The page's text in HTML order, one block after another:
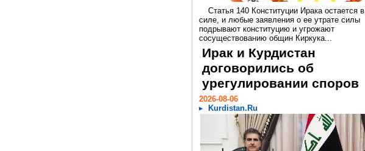
Статья 140 Конституции Ирака остается в
силе, и любые заявления о ее утрате силы
подрывают конституцию и угрожают
сосуществованию общин Киркука...
Ирак и Курдистан
договорились об
урегулировании споров
2026-08-06
Kurdistan.Ru